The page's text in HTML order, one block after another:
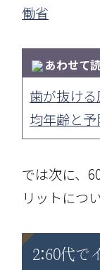
働省
あわせて
歯が抜け
均年齢と
では次に、
リットにつ
2:60代で